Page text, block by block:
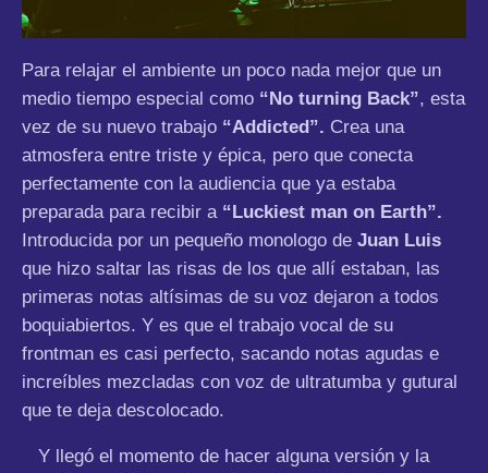
Para relajar el ambiente un poco nada mejor que un
medio tiempo especial como “No turning Back”, esta
vez de su nuevo trabajo “Addicted”. Crea una
atmosfera entre triste y épica, pero que conecta
perfectamente con la audiencia que ya estaba
preparada para recibir a “Luckiest man on Earth”.
Introducida por un pequeño monologo de Juan Luis
que hizo saltar las risas de los que allí estaban, las
primeras notas altísimas de su voz dejaron a todos
boquiabiertos. Y es que el trabajo vocal de su
frontman es casi perfecto, sacando notas agudas e
increíbles mezcladas con voz de ultratumba y gutural
que te deja descolocado.
Y llegó el momento de hacer alguna versión y la